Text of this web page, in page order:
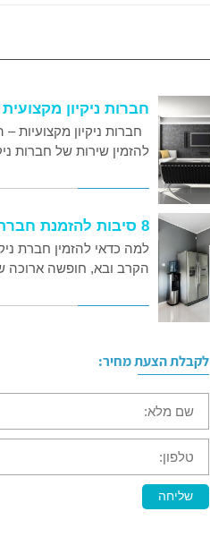
חברות ניקיון
חברות ניקיון מקצועיות
להזמין שירות של חברות
8 סיבות להזמנת חברת ניקיון מקצועית לפני החגים
למה כדאי להזמין חברת
הקרב ובא, חופשה ארוכה
לקבלת הצעת מחיר:
שם
מלא:
טלפון:
שליחה